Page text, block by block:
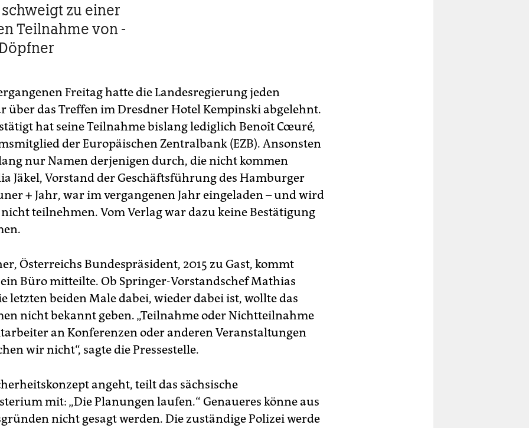
zu einer
Teilnahme von
Freitag hatte die Landesregierung jeden
über das Treffen im Dresdner Hotel Kempinski abgelehnt.
hat seine Teilnahme bislang lediglich Benoît Cœuré,
der Europäischen Zentralbank (EZB). Ansonsten
nur Namen derjenigen durch, die nicht kommen
Jäkel, Vorstand der Geschäftsführung des Hamburger
+ Jahr, war im vergangenen Jahr eingeladen – und wird
nicht teilnehmen. Vom Verlag war dazu keine Bestätigung
Österreichs Bundespräsident, 2015 zu Gast, kommt
Büro mitteilte. Ob Springer-Vorstandschef Mathias
letzten beiden Male dabei, wieder dabei ist, wollte das
nicht bekannt geben. „Teilnahme oder Nichtteilnahme
an Konferenzen oder anderen Veranstaltungen
wir nicht“, sagte die Pressestelle.
angeht, teilt das sächsische
mit: „Die Planungen laufen.“ Genaueres könne aus
nicht gesagt werden. Die zuständige Polizei werde